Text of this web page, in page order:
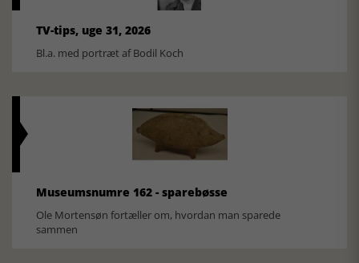
TV-tips, uge 31, 2026
Bl.a. med portræt af Bodil Koch
Museumsnumre 162 - sparebøsse
Ole Mortensøn fortæller om, hvordan man sparede
sammen